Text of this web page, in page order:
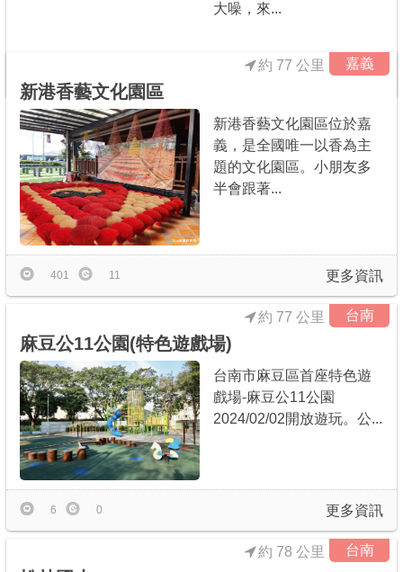
大噪，來...
更多資訊
嘉義
新港香藝文化園區
約 77 公里
新港香藝文化園區位於嘉
義，是全國唯一以香為主
題的文化園區。小朋友多
半會跟著...
更多資訊
401 11
台南
麻豆公11公園(特色遊戲場)
約 77 公里
台南市麻豆區首座特色遊
戲場-麻豆公11公園
2024/02/02開放遊玩。公...
更多資訊
6 0
台南
約 78 公里